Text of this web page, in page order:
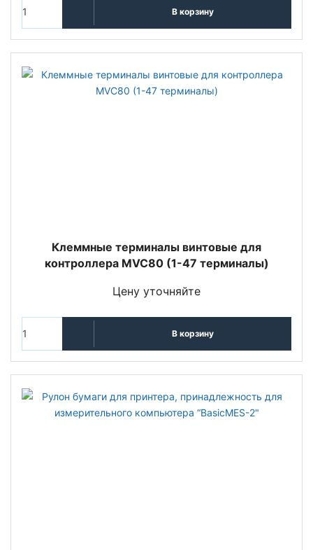
В корзину
Клеммные терминалы винтовые для
контроллера MVC80 (1-47 терминалы)
Цену уточняйте
В корзину